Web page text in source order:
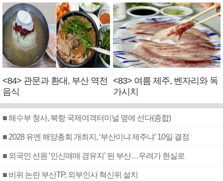
<84> 관문과 환대, 부산 역전
음식
<83> 여름 제주, 벤자리와 독
가시치
■ 해수부 청사, 북항 국제여객터미널 옆에 선다(종합)
■ 2028 유엔 해양총회 개최지, ‘부산이냐 제주냐’ 10일 결정
■ 외국인 선원 ‘인신매매 경유지’ 된 부산…우려가 현실로
■ 비위 논란 부산TP, 외부인사 혁신위 설치